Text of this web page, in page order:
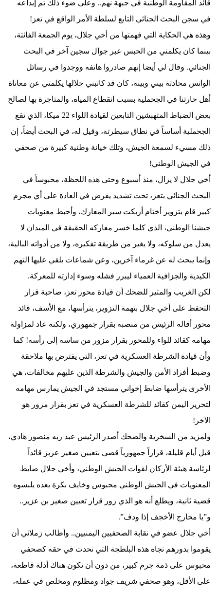
قائد المقاومة الوطنية في جبهة نهم.. وعلى ضوء ذلك تم إيداعه
في سجن البحث الجنائي التابع لسلطة الأمر الواقع في تعز!
وهذه هي الحكاية التي فهمتها من أخي جلال، يوم الجمعة الفائتة،
بينما كان يكلمني من الحبس عبر جوال سجين آخر في البحث
الجنائي. وقال لي أيضا إنهم صادروا هاتفه ووجدوا في رسائل
الواتس محادثة بيني وبينه، كان قد كاتبني خلالها يكلمني عن معاناة
أهل حارتنا في الجحملية بسبب انقطاع المياه، والمتاجرة بها لصالح
بعض الضباط المتهبشين التابعين لقيادة اللواء 22 ميكا، الذي تقع
الجحملية أساساً في نطاق سيطرته، وقيل له، في البحث أيضاً، إن
ذلك مسيء لسمعة الجيش، وتلك خيانة وطنية كبيرة من صحفي
في الجيش الوطني!
أخي جلال لا يزال، منذ أسبوع وحتى هذه اللحظة، محبوساً في
البحث الجنائي بتعز، تحت تشديد يفرض في العادة على أي مجرم
كبير قام بتزوير أختام أربكت سير المعارك، وأحبط معنويات
جيشنا الوطني، الذي كلما خسر معاركه الحقيقة في الميدان لا
يعدل من سلوكه، ولا يغير من طريقة تفكيره، ولا من أدواته البالية،
وإنما يبحث له عن غرماء آخرين، وعن شماعات يلقي عليها التهم
الكيدية والجزافية العمياء ليبرر فشله وسوء إدارته للمعركة.
لكن الغريب والمثير للضحك أن قيادة محور تعز، صاحبة قرار
التحفظ على أخي جلال بتهمة التزوير، يترأسها، مع الأسف، قائد
محور أقاله الرئيس من منصبه بقرار جمهوري، ولكنه عاد لمزاولة
مهامه كقائد للواء وللمحور بقرار مزور من ساسه إلى رأسه! كما
وأن قيادة الشرطة العسكرية في تعز، التي يفترض بها ملاحقة
وضبط أفراد الأمن والجيش والشرطة الذين عليهم مخالفات، هي
الأخرى يترأسها ضابط إخواني مستجد في الجيش يمارس مهامه
لتحرير اليمن كقائد للشرطة العسكرية في تعز بقرار مزور هو
الآخر!
ولمزيد من السخرية والضحك أصدر الرئيس عبد ربه منصور هادي،
قبل أيام قليلة، قراراً جمهورياً قضى بتعيين صغير عزيز قائداً
لرئاسة هيئة الأركان لقوات الجيش الوطني، وأخي جلال ضابط
المعنويات في الجيش الوطني محبوس وخايف بكرة بعده يلبسوه
قضية ثانية، ويطلع أنه هو الذي زور قرار تعيين صغير بن عزيز..
و”يا مخارج الأخجف إذا ودف”.
أخي جلال عضو في نقابة الصحفيين اليمنيين.. وأطالب زملائي أن
يقوموا بدورهم تجاه هذه البلطجة التي تحدث في حقه كصحفي
محبوس على ذمة جرم كبير، من دون أن تكون هناك أدلة قاطعة،
على الأقل، وهو صحفي شريف جواد ومظلوم ومخلص في عمله،